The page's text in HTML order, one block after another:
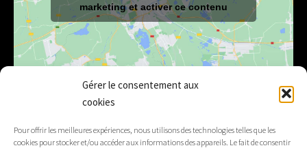
Gérer le consentement aux
cookies
Pour offrir les meilleures expériences, nous utilisons des technologies telles que les
cookies pour stocker et/ou accéder aux informations des appareils. Le fait de consentir
marketing et activer ce contenu